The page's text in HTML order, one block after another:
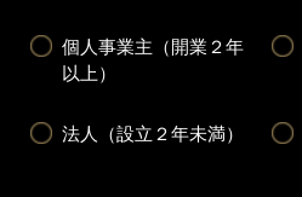
個人事業主（開業２年
以上）
法人（設立２年未満）